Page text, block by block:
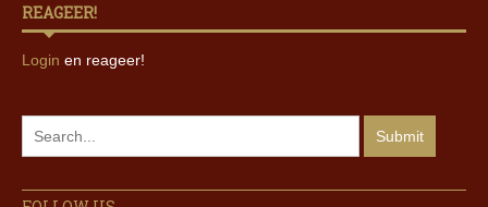
REAGEER!
Login en reageer!